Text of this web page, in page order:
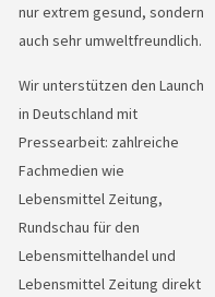
nur extrem gesund, sondern
auch sehr umweltfreundlich.
Wir unterstützen den Launch
in Deutschland mit
Pressearbeit: zahlreiche
Fachmedien wie
Lebensmittel Zeitung,
Rundschau für den
Lebensmittelhandel und
Lebensmittel Zeitung direkt